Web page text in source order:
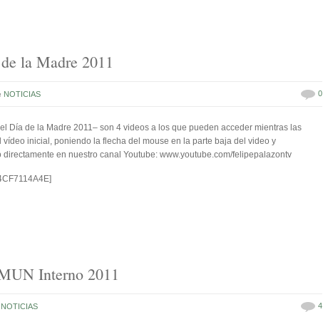
la Madre 2011
NOTICIAS 0
Día de la Madre 2011– son 4 videos a los que pueden acceder mientras las
vídeo inicial, poniendo la flecha del mouse en la parte baja del video y
en nuestro canal Youtube: www.youtube.com/felipepalazontv
Interno 2011
NOTICIAS 4